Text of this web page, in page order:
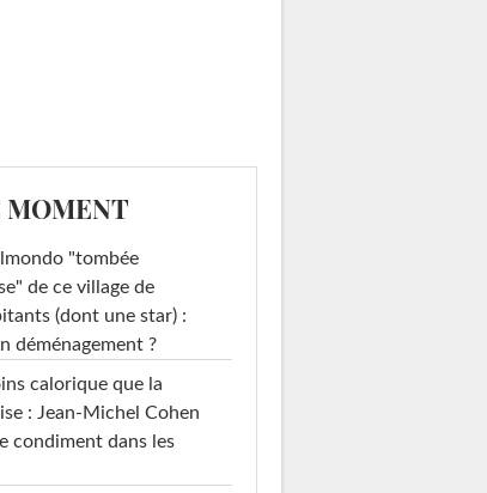
MOMENT
"tombée
de ce village de
(dont une star) :
déménagement ?
calorique que la
: Jean-Michel Cohen
condiment dans les